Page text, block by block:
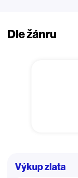
Dle žánru
Výkup zlata